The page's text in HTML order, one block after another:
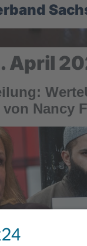
April
Nancy